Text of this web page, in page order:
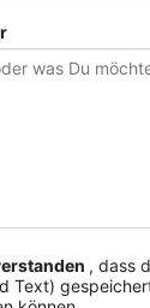
, dass
Text)